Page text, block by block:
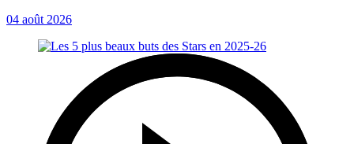
04 août 2026